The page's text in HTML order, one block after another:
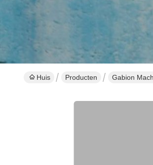
Huis Producten Gabion